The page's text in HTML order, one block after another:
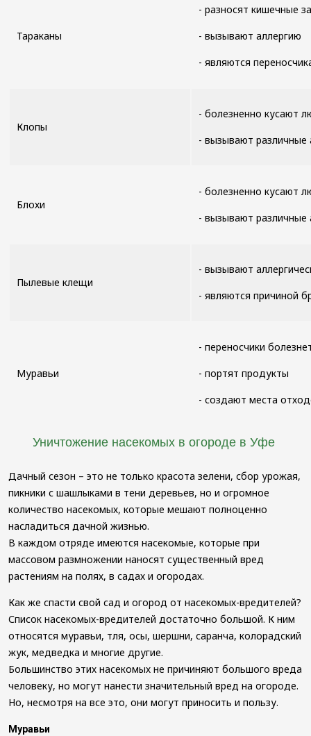
Тараканы
- разносят кишечные
- вызывают аллергию
- являются
Клопы
- болезненно кусают
- вызывают различные
Блохи
- болезненно кусают
- вызывают различные
Пылевые клещи
- вызывают
- являются причиной
Муравьи
- переносчики
- портят продукты
- создают места
Уничтожение насекомых в огороде в Уфе
Дачный сезон – это не только красота зелени, сбор урожая,
пикники с шашлыками в тени деревьев, но и огромное
количество насекомых, которые мешают полноценно
насладиться дачной жизнью.
В каждом отряде имеются насекомые, которые при
массовом размножении наносят существенный вред
растениям на полях, в садах и огородах.
Как же спасти свой сад и огород от насекомых-вредителей?
Список насекомых-вредителей достаточно большой. К ним
относятся муравьи, тля, осы, шершни, саранча, колорадский
жук, медведка и многие другие.
Большинство этих насекомых не причиняют большого вреда
человеку, но могут нанести значительный вред на огороде.
Но, несмотря на все это, они могут приносить и пользу.
Муравьи